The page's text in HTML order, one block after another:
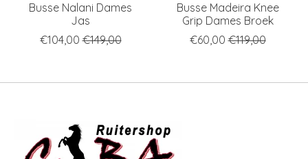
Busse Nalani Dames
Jas
€104,00 €149,00
Busse Madeira Knee
Grip Dames Broek
€60,00 €119,00